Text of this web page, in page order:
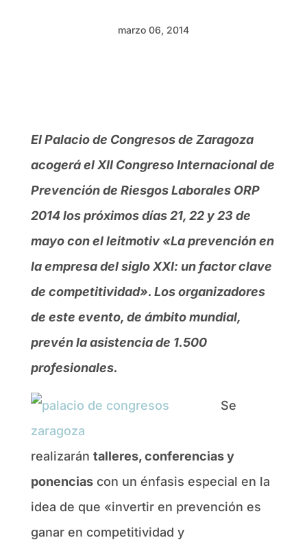
marzo 06, 2014
El Palacio de Congresos de Zaragoza
acogerá el XII Congreso Internacional de
Prevención de Riesgos Laborales ORP
2014 los próximos días 21, 22 y 23 de
mayo con el leitmotiv «La prevención en
la empresa del siglo XXI: un factor clave
de competitividad». Los organizadores
de este evento, de ámbito mundial,
prevén la asistencia de 1.500
profesionales.
Se
realizarán talleres, conferencias y
ponenciascon un énfasis especial en la
idea de que «invertir en prevención es
ganar en competitividad y